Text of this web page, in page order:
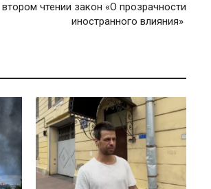
втором чтении закон «О прозрачности
иностранного влияния»